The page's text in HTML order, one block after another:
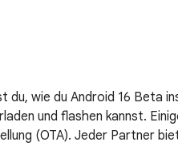
du, wie du Android 16 Beta
und flashen kannst.
(OTA). Jeder Partner